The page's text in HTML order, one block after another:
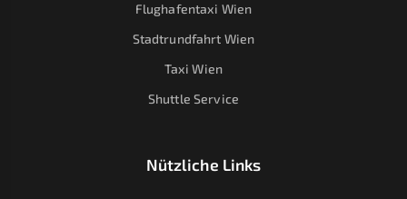
Flughafentaxi Wien
Stadtrundfahrt Wien
Taxi Wien
Shuttle Service
Nützliche Links